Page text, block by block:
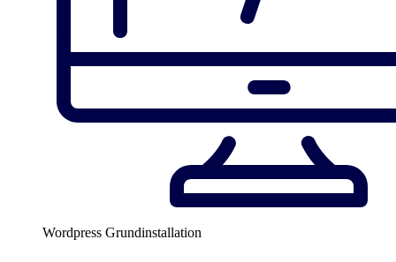
Wordpress Grundinstallation